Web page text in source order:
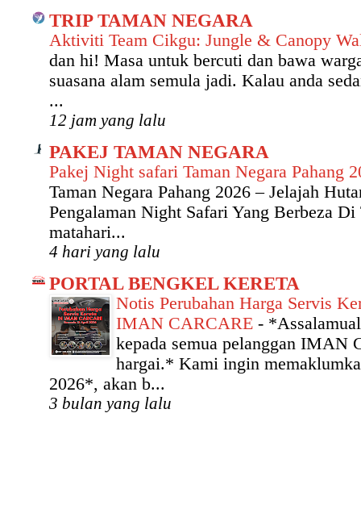
TRIP TAMAN NEGARA
Aktiviti Team Cikgu: Jungle & Canopy
dan hi! Masa untuk bercuti dan bawa
suasana alam semula jadi. Kalau anda
...
12 jam yang lalu
PAKEJ TAMAN NEGARA
Pakej Night safari Taman Negara Pahang
Taman Negara Pahang 2026 – Jelajah
Pengalaman Night Safari Yang Berbeza
matahari...
4 hari yang lalu
PORTAL BENGKEL KERETA
Notis Perubahan Harga Servis
IMAN CARCARE -
kepada semua pelanggan IMAN
hargai.* Kami ingin
2026*, akan b...
3 bulan yang lalu